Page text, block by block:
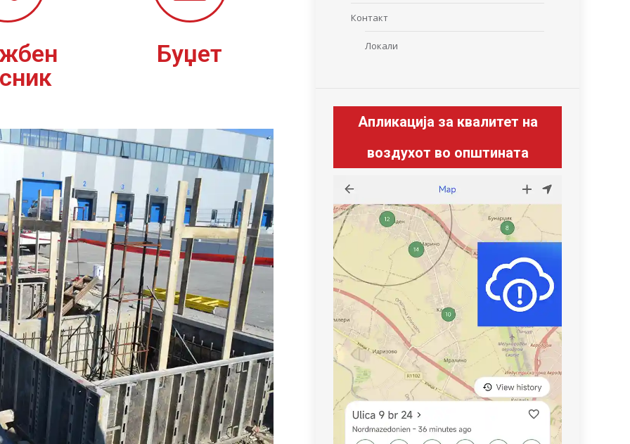
Буџет
Контакт
Локали
Апликација за квалитет на
воздухот во општината